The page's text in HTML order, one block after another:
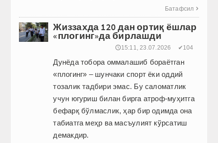
Батафсил 
Жиззахда 120 дан ортиқ ёшлар
«плогинг»да бирлашди
🕔15:11, 23.07.2026 ✔104
Дунёда тобора оммалашиб бораётган
«плогинг» – шунчаки спорт ёки оддий
тозалик тадбири эмас. Бу саломатлик
учун югуриш билан бирга атроф-муҳитга
бефарқ бўлмаслик, ҳар бир одимда она
табиатга меҳр ва масъулият кўрсатиш
демакдир.